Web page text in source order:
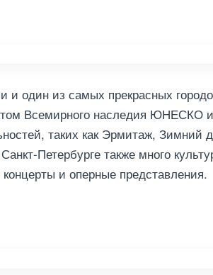
и один из самых прекрасных
Всемирного наследия ЮНЕСКО и
таких как Эрмитаж, Зимний
Петербурге также много
и оперные представления.